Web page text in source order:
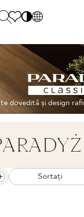
EN
DE
UK
RU
Hétfő - péntek:
Szombat: 10.00
55
dovedită și design
Sortaţi